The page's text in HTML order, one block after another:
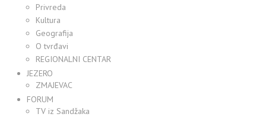
Privreda
Kultura
Geografija
O tvrđavi
REGIONALNI CENTAR
JEZERO
ZMAJEVAC
FORUM
TV iz Sandžaka